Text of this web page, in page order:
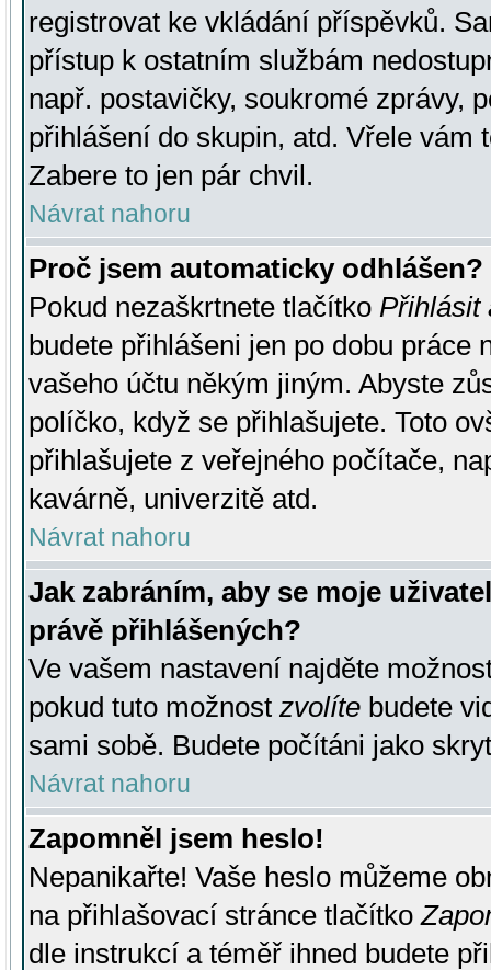
registrovat ke vkládání příspěvků.
přístup k ostatním službám
např. postavičky, soukromé zprávy,
přihlášení do skupin, atd. Vřele vám
Zabere to jen pár chvil.
Návrat nahoru
Proč jsem automaticky odhlášen?
Pokud nezaškrtnete tlačítko Přihlásit
budete přihlášeni jen po dobu práce
vašeho účtu někým jiným. Abyste
políčko, když se přihlašujete. Toto
přihlašujete z veřejného počítače,
kavárně, univerzitě atd.
Návrat nahoru
Jak zabráním, aby se moje
právě přihlášených?
Ve vašem nastavení najděte
pokud tuto možnost zvolíte budete
sami sobě. Budete počítáni jako
Návrat nahoru
Zapomněl jsem heslo!
Nepanikařte! Vaše heslo můžeme
na přihlašovací stránce tlačítko
dle instrukcí a téměř ihned budete